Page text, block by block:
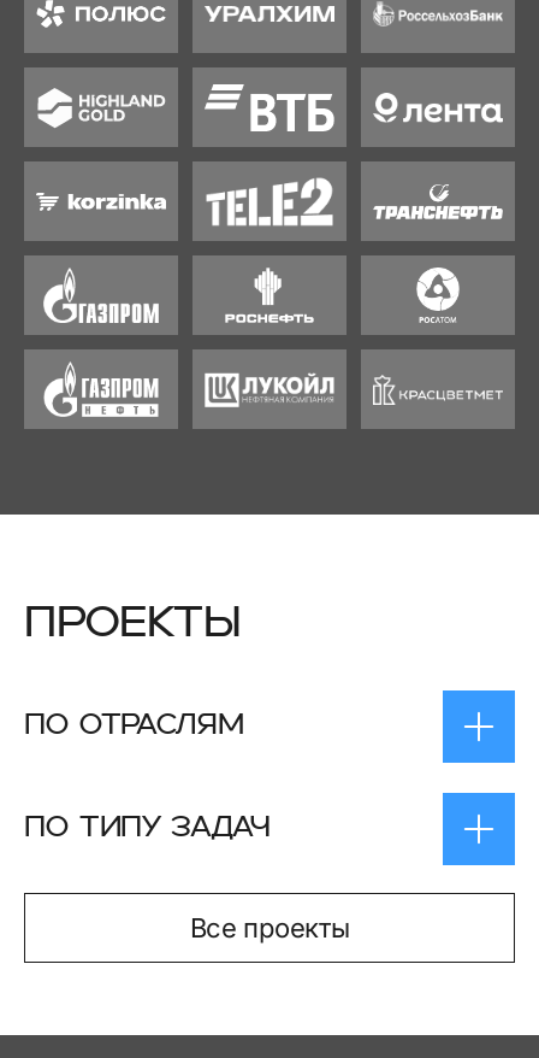
проекты
Все проекты
ПО ОТРАСЛЯМ
ПО ТИПУ ЗАДАЧ